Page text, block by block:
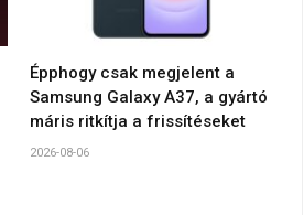
Épphogy csak megjelent a
Samsung Galaxy A37, a gyártó
máris ritkítja a frissítéseket
2026-08-06